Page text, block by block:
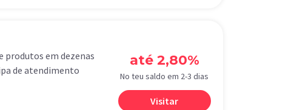
produtos em dezenas
de atendimento
até 2,80%
No teu saldo em 2-3 dias
Visitar